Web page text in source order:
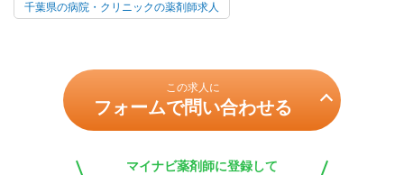
千葉県の病院・クリニックの薬剤師求人
この求人に
フォームで問い合わせる
マイナビ薬剤師に登録して